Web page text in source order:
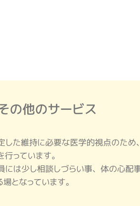
の他のサービス
した維持に必要な医学的視点のた
っています。
は少し相談しづらい事、体の心配
となっています。